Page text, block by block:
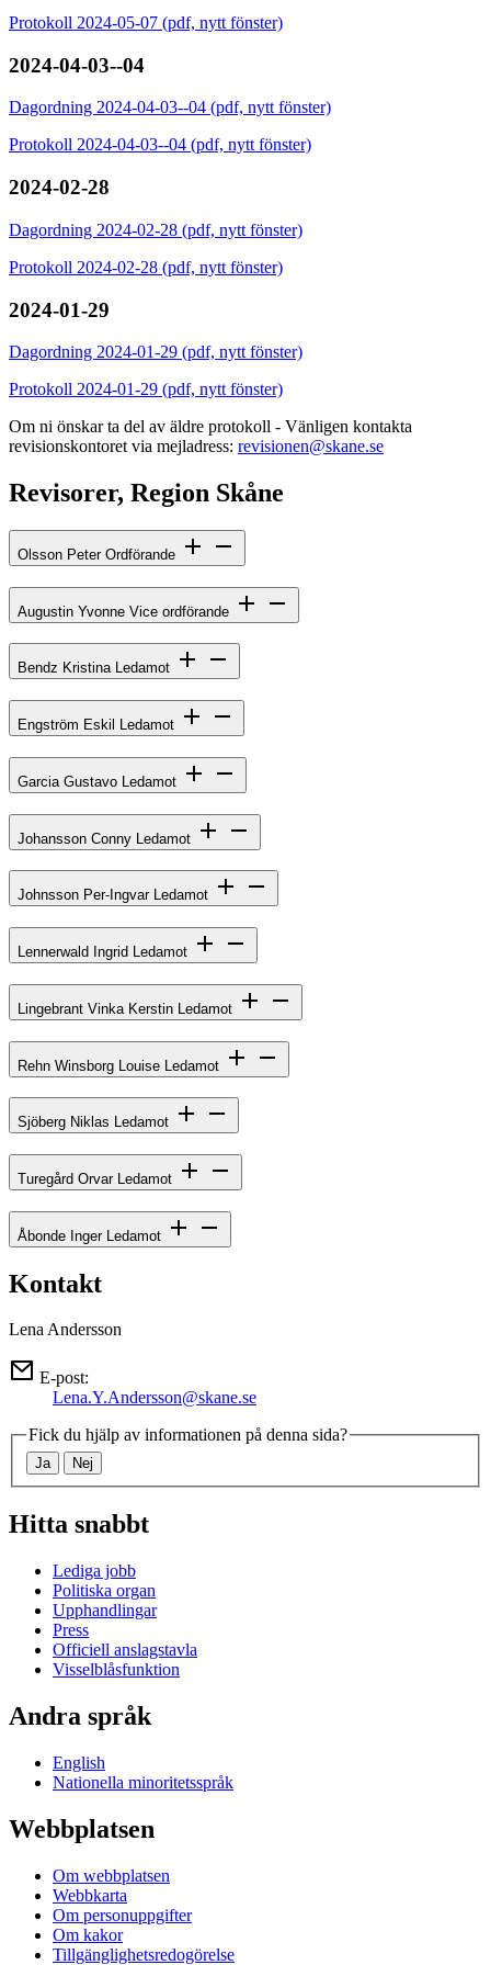
Protokoll 2024-05-07 (pdf, nytt fönster)
2024-04-03--04
Dagordning 2024-04-03--04 (pdf, nytt fönster)
Protokoll 2024-04-03--04 (pdf, nytt fönster)
2024-02-28
Dagordning 2024-02-28 (pdf, nytt fönster)
Protokoll 2024-02-28 (pdf, nytt fönster)
2024-01-29
Dagordning 2024-01-29 (pdf, nytt fönster)
Protokoll 2024-01-29 (pdf, nytt fönster)
Om ni önskar ta del av äldre protokoll - Vänligen kontakta
revisionskontoret via mejladress: revisionen@skane.se
Revisorer, Region Skåne
Olsson Peter Ordförande
Augustin Yvonne Vice ordförande
Bendz Kristina Ledamot
Engström Eskil Ledamot
Garcia Gustavo Ledamot
Johansson Conny Ledamot
Johnsson Per-Ingvar Ledamot
Lennerwald Ingrid Ledamot
Lingebrant Vinka Kerstin Ledamot
Rehn Winsborg Louise Ledamot
Sjöberg Niklas Ledamot
Turegård Orvar Ledamot
Åbonde Inger Ledamot
Kontakt
Lena Andersson
E-post:
Lena.Y.Andersson@skane.se
Fick du hjälp av informationen på denna sida?
Ja Nej
Hitta snabbt
Lediga jobb
Politiska organ
Upphandlingar
Press
Officiell anslagstavla
Visselblåsfunktion
Andra språk
English
Nationella minoritetsspråk
Webbplatsen
Om webbplatsen
Webbkarta
Om personuppgifter
Om kakor
Tillgänglighetsredogörelse